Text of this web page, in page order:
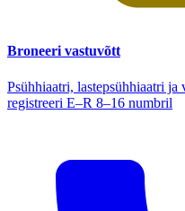
Broneeri vastuvõtt
Psühhiaatri, lastepsühhiaatri ja
registreeri E–R 8–16 numbril